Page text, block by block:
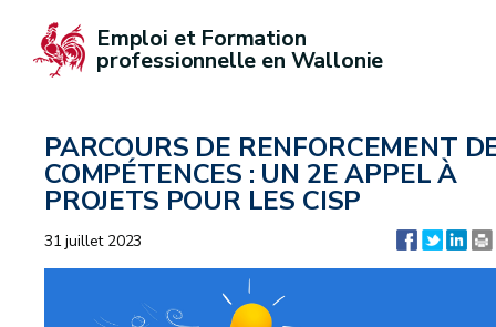
Emploi et Formation
professionnelle en Wallonie
PARCOURS DE RENFORCEMENT
COMPÉTENCES : UN 2E APPEL À
PROJETS POUR LES CISP
31 juillet 2023